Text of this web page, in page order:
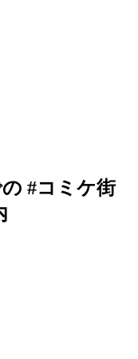
の #コミケ街